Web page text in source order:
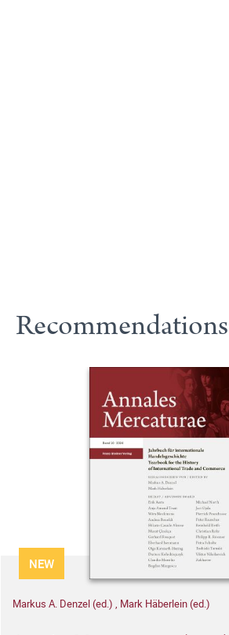
NEW
Markus A. Denzel (ed.) , Mark Häberlein (ed.)